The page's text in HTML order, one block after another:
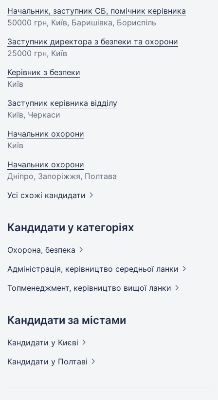
Начальник, заступник СБ, помічник керівника
50000 грн, Київ, Баришівка, Бориспіль
Заступник директора з безпеки та охорони
25000 грн, Київ
Керівник з безпеки
Київ
Заступник керівника відділу
Київ, Черкаси
Начальник охорони
Київ
Начальник охорони
Дніпро, Запоріжжя, Полтава
Усі схожі кандидати
Кандидати у категоріях
Охорона, безпека
Адмiнiстрацiя, керівництво середньої ланки
Топменеджмент, керівництво вищої ланки
Кандидати за містами
Кандидати у Києві
Кандидати у Полтаві